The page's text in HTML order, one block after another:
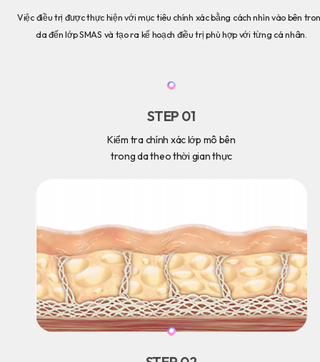
Việc điều trị được thực hiện với mục tiêu chính xác bằng cách nhìn vào bên
da đến lớp SMAS và tạo ra kế hoạch điều trị phù hợp với từng cá nhân.
STEP 01
Kiểm tra chính xác lớp mô bên
trong da theo thời gian thực